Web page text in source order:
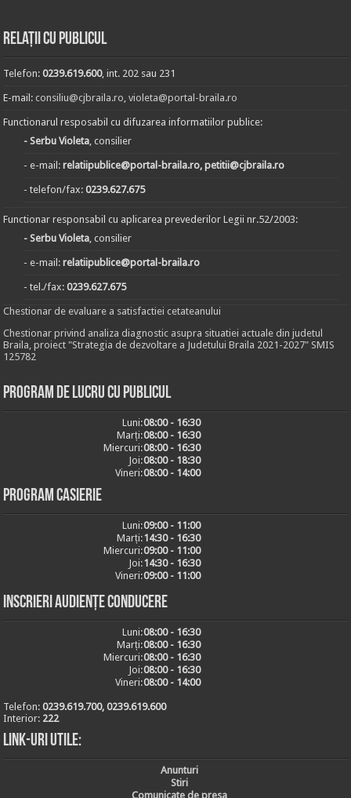
Relații cu publicul
Telefon:0239.619.600, int. 202 sau 231
E-mail:consiliu@cjbraila.ro,violeta@portal-braila.ro
Functionarul resposabil cu difuzarea informatiilor publice:
- Serbu Violeta, consilier
- e-mail:relatiipublice@portal-braila.ro, petitii@cjbraila.ro
- telefon/fax:0239.627.675
Functionar responsabil cu aplicarea prevederilor Legii nr.52/2003:
- Serbu Violeta, consilier
- e-mail:relatiipublice@portal-braila.ro
- tel./fax:0239.627.675
Chestionar de evaluare a satisfactiei cetateanului
Chestionar privind analiza diagnostic asupra situatiei actuale din judetul
Braila, proiect "Strategia de dezvoltare a Judetului Braila 2021-2027" SMIS
125782
Program de lucru cu publicul
Luni:08:00 - 16:30
Marți:08:00 - 16:30
Miercuri:08:00 - 16:30
Joi:08:00 - 18:30
Vineri:08:00 - 14:00
Program casierie
Luni:09:00 - 11:00
Marți:14:30 - 16:30
Miercuri:09:00 - 11:00
Joi:14:30 - 16:30
Vineri:09:00 - 11:00
Inscrieri audiențe conducere
Luni:08:00 - 16:30
Marți:08:00 - 16:30
Miercuri:08:00 - 16:30
Joi:08:00 - 16:30
Vineri:08:00 - 14:00
Telefon:0239.619.700, 0239.619.600
Interior: 222
Link-uri utile:
Anunturi
Stiri
Comunicate de presa